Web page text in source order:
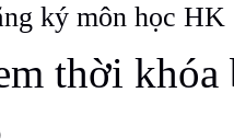
ký môn học HK
thời